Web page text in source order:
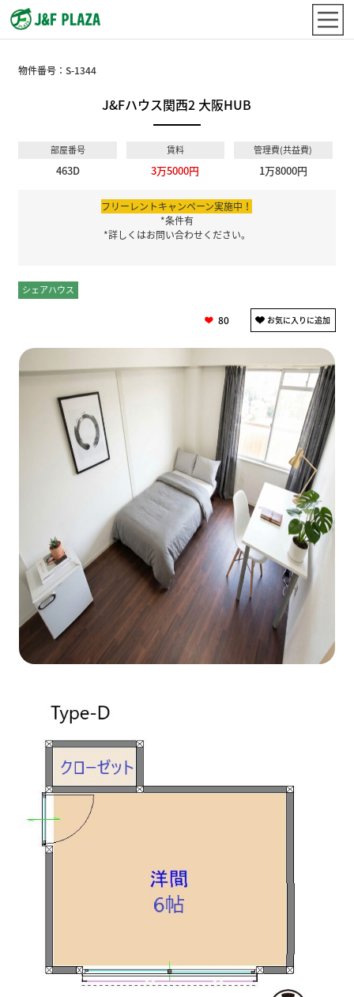
物件番号：S-1344
J&Fハウス関西2 大阪HUB
部屋番号
463D
賃料
3万5000円
管理費(共益費)
1万8000円
フリーレントキャンペーン実施中！
*条件有
*詳しくはお問い合わせください。
シェアハウス
80